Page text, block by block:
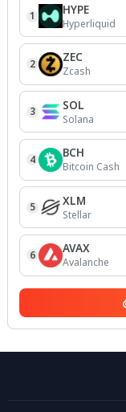
1 HYPE
Hyperliquid
2 ZEC
Zcash
3 SOL
Solana
4 BCH
Bitcoin Cash
5 XLM
Stellar
6 AVAX
Avalanche